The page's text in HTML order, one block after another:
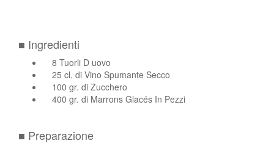
■ Ingredienti
8 Tuorli D uovo
25 cl. di Vino Spumante Secco
100 gr. di Zucchero
400 gr. di Marrons Glacés In Pezzi
■ Preparazione